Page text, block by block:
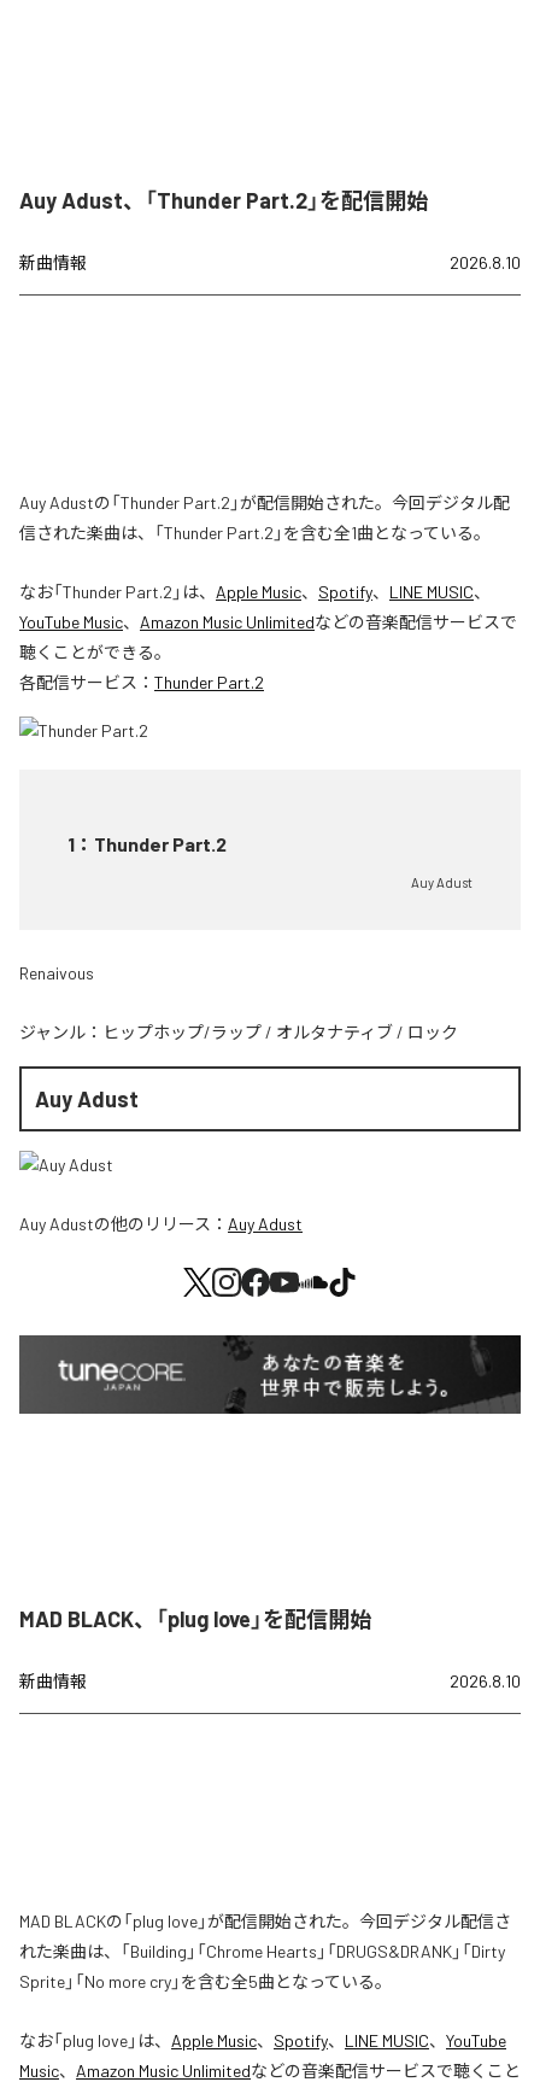
Auy Adust、「Thunder Part.2」を配信開始
新曲情報 2026.8.10
Auy Adustの「Thunder Part.2」が配信開始された。今回デジタル配
信された楽曲は、「Thunder Part.2」を含む全1曲となっている。
なお「Thunder Part.2 」は、 Apple Music、 Spotify、 LINE MUSIC、
YouTube Music、 Amazon Music Unlimitedなどの音楽配信サービスで
聴くことができる。
各配信サービス： Thunder Part.2
1 ： Thunder Part.2
Auy Adust
Renaivous
ジャンル： ヒップホップ/ラップ / オルタナティブ / ロック
Auy Adust
Auy Adustの他のリリース： Auy Adust
MAD BLACK、「plug love」を配信開始
新曲情報 2026.8.10
MAD BLACKの「plug love」が配信開始された。今回デジタル配信さ
れた楽曲は、「Building」「Chrome Hearts」「DRUGS&DRANK」「Dirty
Sprite」「No more cry」を含む全5曲となっている。
なお「plug love」は、 Apple Music、 Spotify、 LINE MUSIC、 YouTube
Music、 Amazon Music Unlimitedなどの音楽配信サービスで聴くこと